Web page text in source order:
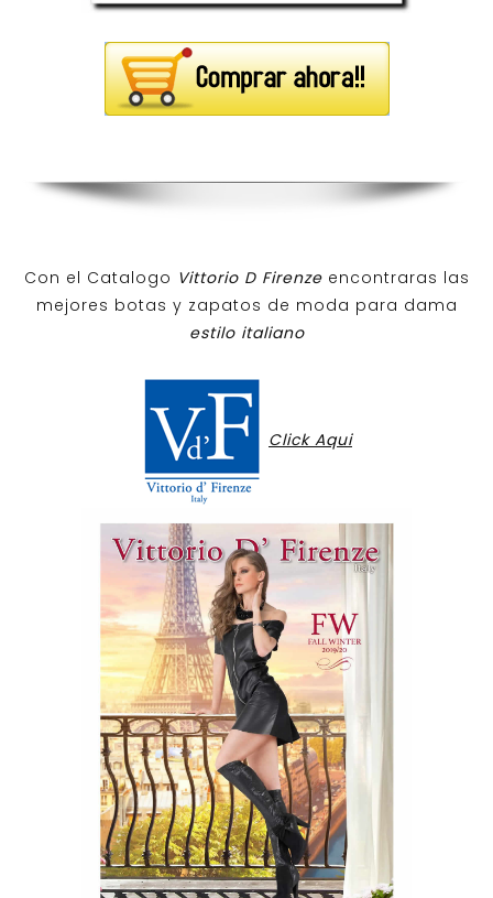
Con el Catalogo Vittorio D Firenzeencontraras las
mejores botas y zapatos de moda para dama
estilo italiano
Click Aqui